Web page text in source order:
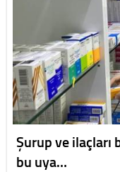
Şurup ve ilaçları
bu uya…